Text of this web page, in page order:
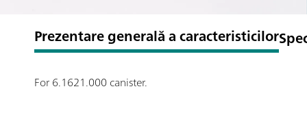
Prezentare generală a caracteristicilor
For 6.1621.000 canister.